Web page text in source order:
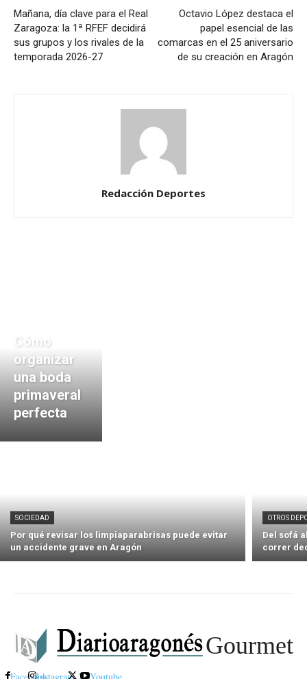
Mañana, día clave para el Real
Zaragoza: la 1ª RFEF decidirá
sus grupos y los rivales de la
temporada 2026-27
Octavio López destaca el
papel esencial de las
comarcas en el 25 aniversario
de su creación en Aragón
Redacción Deportes
Cómo
organizar
una boda
primaveral
perfecta
SOCIEDAD
Por qué revisar los limpiaparabrisas puede evitar
un accidente grave en Aragón
OTROS
Del sofá
correr
Gourmet